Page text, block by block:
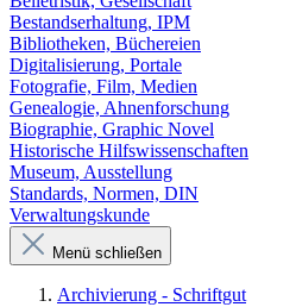
Bestandserhaltung, IPM
Bibliotheken, Büchereien
Digitalisierung, Portale
Fotografie, Film, Medien
Genealogie, Ahnenforschung
Biographie, Graphic Novel
Historische Hilfswissenschaften
Museum, Ausstellung
Standards, Normen, DIN
Verwaltungskunde
Menü schließen
Archivierung - Schriftgut